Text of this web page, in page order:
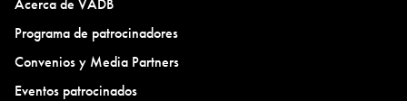
Acerca de VADB
Programa de patrocinadores
Convenios y Media Partners
Eventos patrocinados